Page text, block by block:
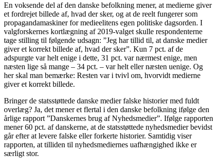
En voksende del af den danske befolkning mener, at medierne giver
et fordrejet billede af, hvad der sker, og at de reelt fungerer som
propagandamaskiner for medieelitens egen politiske dagsorden. I
valgforskernes kortlægning af 2019-valget skulle respondenterne
tage stilling til følgende udsagn: ”Jeg har tillid til, at danske medier
giver et korrekt billede af, hvad der sker”. Kun 7 pct. af de
adspurgte var helt enige i dette, 31 pct. var nærmest enige, men
næsten lige så mange – 34 pct. – var helt eller næsten uenige. Og
her skal man bemærke: Resten var i tvivl om, hvorvidt medierne
giver et korrekt billede.
Bringer de statsstøttede danske medier falske historier med fuldt
overlæg? Ja, det mener et flertal i den danske befolkning ifølge den
årlige rapport ”Danskernes brug af Nyhedsmedier”. Ifølge rapporten
mener 60 pct. af danskerne, at de statsstøttede nyhedsmedier bevidst
går efter at levere falske eller forkerte historier. Samtidig viser
rapporten, at tilliden til nyhedsmediernes uafhængighed ikke er
særligt stor.